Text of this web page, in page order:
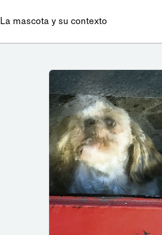
La mascota y su contexto